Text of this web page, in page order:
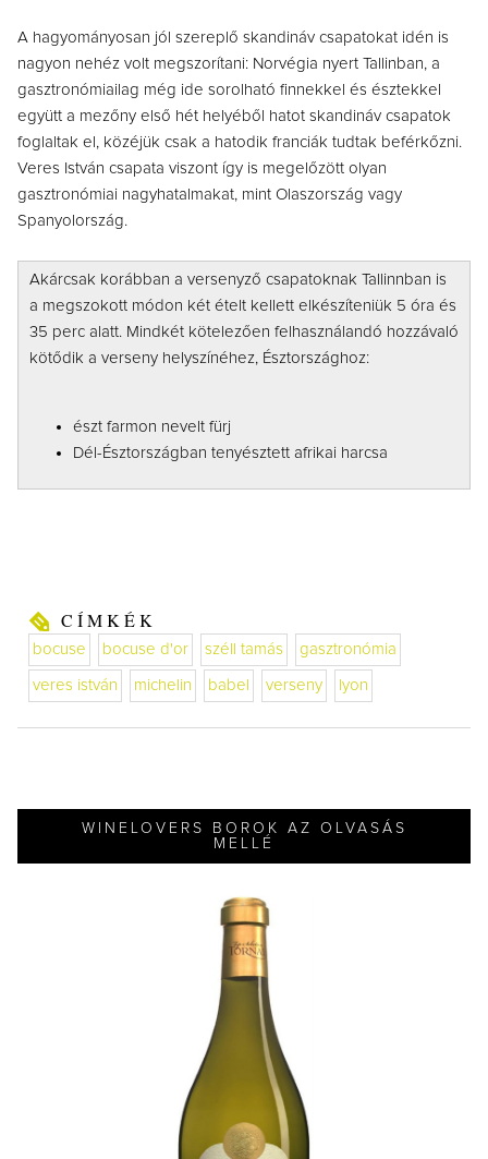
A hagyományosan jól szereplő skandináv csapatokat idén is
nagyon nehéz volt megszorítani: Norvégia nyert Tallinban, a
gasztronómiailag még ide sorolható finnekkel és észtekkel
együtt a mezőny első hét helyéből hatot skandináv csapatok
foglaltak el, közéjük csak a hatodik franciák tudtak beférkőzni.
Veres István csapata viszont így is megelőzött olyan
gasztronómiai nagyhatalmakat, mint Olaszország vagy
Spanyolország.
Akárcsak korábban a versenyző csapatoknak Tallinnban is
a megszokott módon két ételt kellett elkészíteniük 5 óra és
35 perc alatt. Mindkét kötelezően felhasználandó hozzávaló
kötődik a verseny helyszínéhez, Észtországhoz:
észt farmon nevelt fürj
Dél-Észtországban tenyésztett afrikai harcsa
CÍMKÉK
bocuse bocuse d'or széll tamás gasztronómia
veres istván michelin babel verseny lyon
WINELOVERS BOROK AZ OLVASÁS
MELLÉ